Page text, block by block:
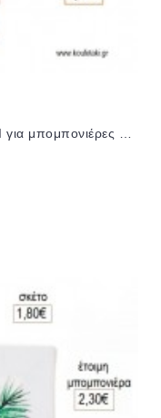
HELLO SUMMER ΞΥΛΙΝΟ ΚΑΔΡΑΚΙ για μπομπονιέρες - δώρα πάρτυ - εορτών - γέννησης - γούρια - φτιάξτο μόνος σου ΠΑΡ-Ρ974/Κ/41119 1.85€!!!